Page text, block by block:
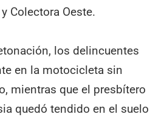
Colectora Oeste.
los delincuentes
en la motocicleta sin
mientras que el presbítero
quedó tendido en el suelo